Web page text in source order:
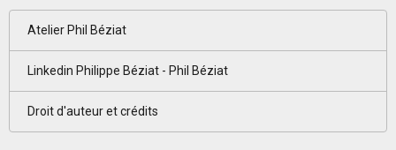
Atelier Phil Béziat
Linkedin Philippe Béziat - Phil Béziat
Droit d'auteur et crédits